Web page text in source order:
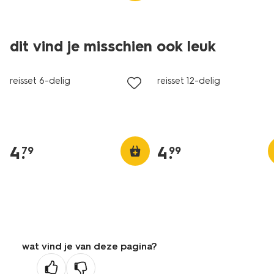
dit vind je misschien ook leuk
reisset 6-delig
4.
79
reisset 12-delig
4.
99
wat vind je van deze pagina?